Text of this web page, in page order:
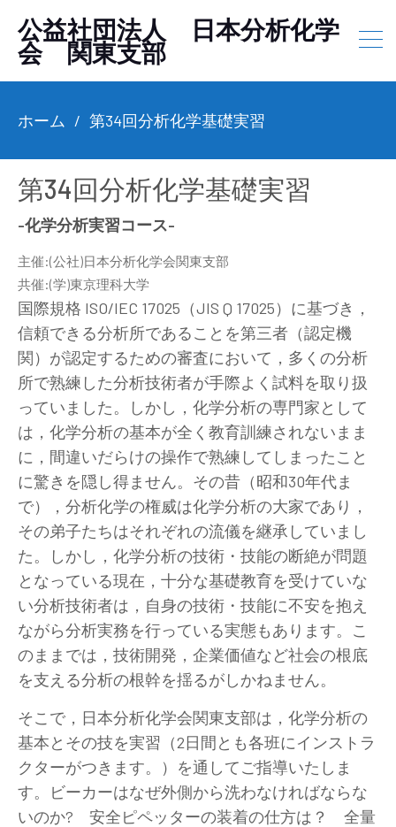
公益社団法人 日本分析化学
会 関東支部
ホーム 第34回分析化学基礎実習
第34回分析化学基礎実習
-化学分析実習コース-
主催:(公社)日本分析化学会関東支部
共催:(学)東京理科大学
国際規格 ISO/IEC 17025（JIS Q 17025）に基づき，
信頼できる分析所であることを第三者（認定機
関）が認定するための審査において，多くの分析
所で熟練した分析技術者が手際よく試料を取り扱
っていました。しかし，化学分析の専門家として
は，化学分析の基本が全く教育訓練されないまま
に，間違いだらけの操作で熟練してしまったこと
に驚きを隠し得ません。その昔（昭和30年代ま
で），分析化学の権威は化学分析の大家であり，
その弟子たちはそれぞれの流儀を継承していまし
た。しかし，化学分析の技術・技能の断絶が問題
となっている現在，十分な基礎教育を受けていな
い分析技術者は，自身の技術・技能に不安を抱え
ながら分析実務を行っている実態もあります。こ
のままでは，技術開発，企業価値など社会の根底
を支える分析の根幹を揺るがしかねません。
そこで，日本分析化学会関東支部は，化学分析の
基本とその技を実習（2日間とも各班にインストラ
クターがつきます。）を通してご指導いたしま
す。ビーカーはなぜ外側から洗わなければならな
いのか? 安全ピペッターの装着の仕方は？ 全量